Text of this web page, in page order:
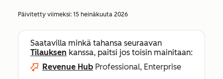
Päivitetty viimeksi: 15 heinäkuuta 2026
Saatavilla minkä tahansa seuraavan
Tilauksen kanssa, paitsi jos toisin mainitaan:
Revenue Hub Professional, Enterprise